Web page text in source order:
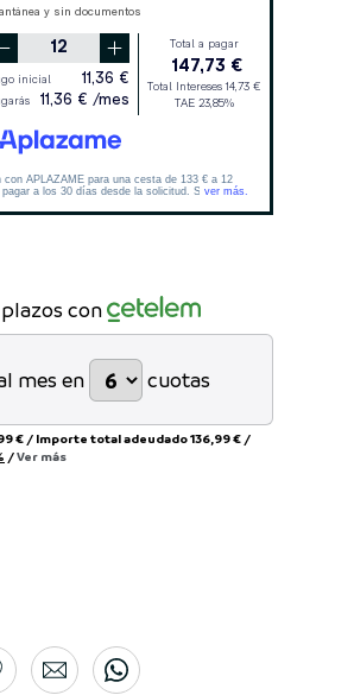
con
mes en cuotas
€ / Importe total adeudado136,99 € /
/Ver más